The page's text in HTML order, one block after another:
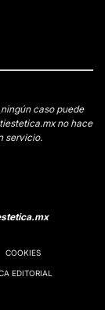
caso puede
no hace
servicio.
COOKIES
EDITORIAL